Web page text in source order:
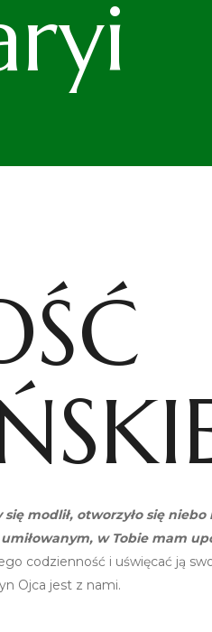
modlił, otworzyło się
w Tobie mam
codzienność i uświęcać ją
Ojca jest z nami.